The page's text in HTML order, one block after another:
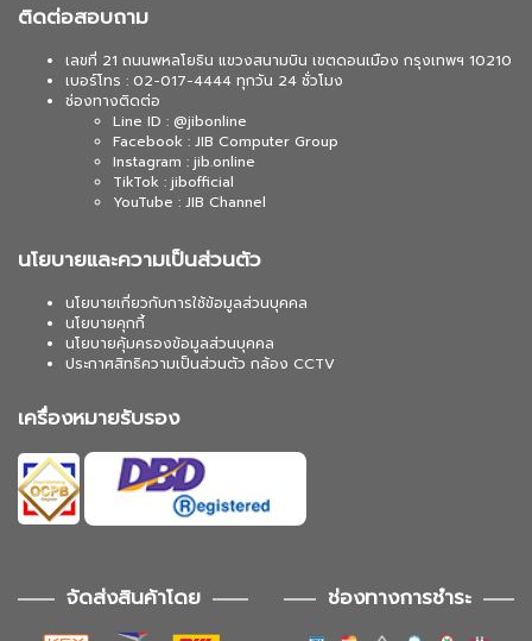
ติดต่อสอบถาม
เลขที่ 21 ถนนพหลโยธิน แขวงสนามบิน เขตดอนเมือง กรุงเทพฯ 10210
เบอร์โทร : 02-017-4444 ทุกวัน 24 ชั่วโมง
ช่องทางติดต่อ
Line ID : @jibonline
Facebook : JIB Computer Group
Instagram : jib.online
TikTok : jibofficial
YouTube : JIB Channel
นโยบายและความเป็นส่วนตัว
นโยบายเกี่ยวกับการใช้ข้อมูลส่วนบุคคล
นโยบายคุกกี้
นโยบายคุ้มครองข้อมูลส่วนบุคคล
ประกาศสิทธิความเป็นส่วนตัว กล้อง CCTV
เครื่องหมายรับรอง
จัดส่งสินค้าโดย ช่องทางการชำระ